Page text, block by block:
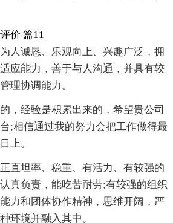
价 篇11
人诚恳、乐观向上、兴趣广泛，拥
应能力，善于与人沟通，并具有较
理协调能力。
，经验是积累出来的，希望贵公司
;相信通过我的努力会把工作做得最
上。
直坦率、稳重、有活力、有较强的
真负责，能吃苦耐劳;有较强的组织
力和团体协作精神，思维开阔，严
环境并融入其中。